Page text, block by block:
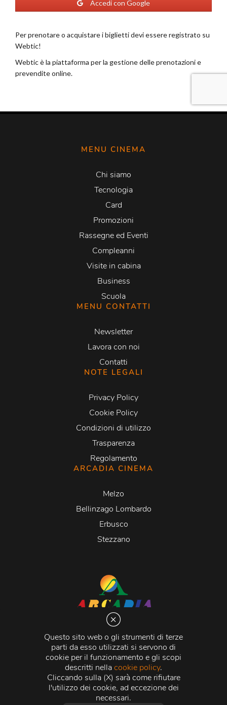
Questo sito web o gli strumenti di terze
parti da esso utilizzati si servono di
cookie per il funzionamento e gli scopi
descritti nellacookie policy.
Cliccando sulla (X) sarà come rifiutare
l'utilizzo dei cookie, ad eccezione dei
necessari.
MENU CINEMA
Chi siamo
Tecnologia
Card
Promozioni
Rassegne ed Eventi
Compleanni
Visite in cabina
Business
Scuola
MENU CONTATTI
Newsletter
Lavora con noi
Contatti
NOTE LEGALI
Privacy Policy
Cookie Policy
Condizioni di utilizzo
Trasparenza
Regolamento
ARCADIA CINEMA
Melzo
Bellinzago Lombardo
Erbusco
Stezzano
Via Martiri della Libertà 20066 Melzo (MI)
C.C.I.A.A. - R.E.A di Milano n. 1427910
Registro delle Imprese di Milano n. 338392 -
Fiscale e Partita Iva11015840157 | Capitale Sociale
500.000,00 i.v.
Credits:Crea Informatica S.r.l. 2026 © Tutti i diritti
riservati.